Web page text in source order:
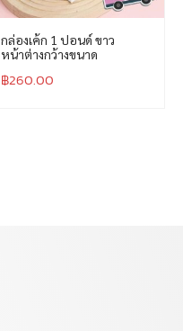
กล่องเค้ก 1 ปอนด์ ขาว
หน้าต่างกว้างขนาด
฿260.00